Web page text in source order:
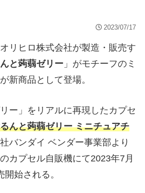
2023/07/17
リヒロ株式会社が製造・販売す
と蒟蒻ゼリー 」がモチーフのミ
新商品として登場。
ー」をリアルに再現したカプセ
んと蒟蒻ゼリー ミニチュアチ
バンダイ ベンダー事業部より
カプセル自販機にて2023年7月
始される。